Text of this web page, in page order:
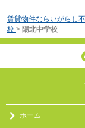
賃貸物件ならいがらし
校 > 陽北中学校
ホーム